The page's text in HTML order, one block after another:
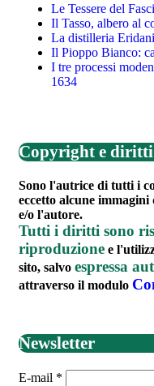
Le Tessere del
Il Tasso, albero al
La distilleria
Il Pioppo Bianco:
I tre processi
1634
Copyright e
Sono l'autrice di tutti i
eccetto alcune
e/o l'autore.
Tutti i diritti sono
riproduzione e
sito, salvo espressa
attraverso il modulo
Newsletter
E-mail *